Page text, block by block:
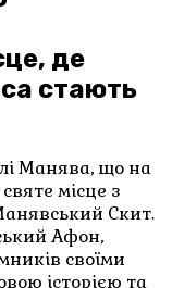
де
стають
Манява, що на
місце з
Скит.
Афон,
своїми
історією та